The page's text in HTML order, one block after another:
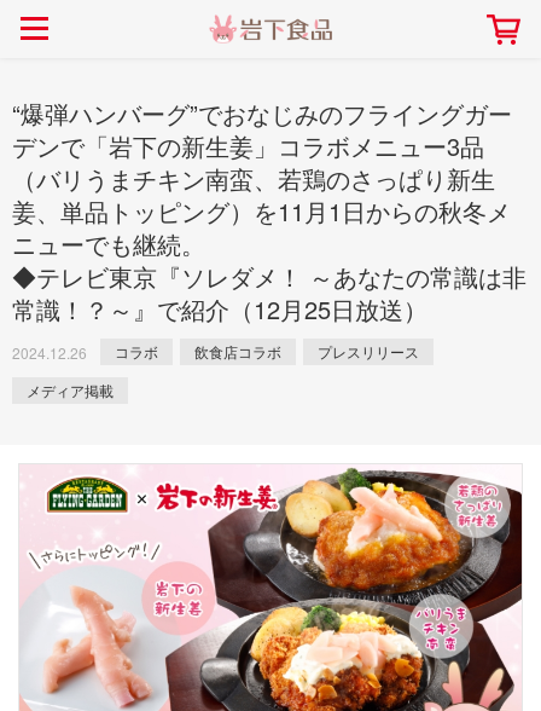
ごあいさつ
採用情報 本社所在地
> 新商品
> イベント
> コラボ
> 飲食店コラボ
> ミュージアム
> イワシカちゃん
> オンラインショップ
> その他
2026」｜岩下の新生姜ミュー
ジアム
2026.07.01
> 生姜
> らっきょう
> オリーブ
> 梅
> その他
岩下の新生姜
> らっきょうレシピ
> オリーブレシピ
> その他のレシピ
社長おすすめ！岩下の新生姜と
きバージョン～
畑での取り組み
岩下の新生姜について 岩下のらっきょうにつ
岩下の新生姜ミュージアム
先生
岩下の新生姜万年筆インク 書く描くコンテ
スト
岩下の新生姜Sing＆
～ニュージンジャーイ
“爆弾ハンバーグ”でおなじみのフライングガー
デンで「岩下の新生姜」コラボメニュー3品
（バリうまチキン南蛮、若鶏のさっぱり新生
姜、単品トッピング）を11月1日からの秋冬メ
ニューでも継続。
◆テレビ東京『ソレダメ！ ～あなたの常識は非
常識！？～』で紹介（12月25日放送）
2024.12.26 コラボ 飲食店コラボ
プレスリリース
メディア掲載